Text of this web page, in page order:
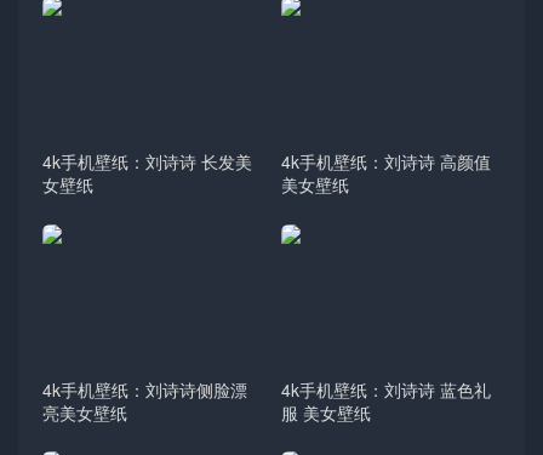
4k手机壁纸：刘诗诗 长发美
女壁纸
4k手机壁纸：刘诗诗 高颜值
美女壁纸
4k手机壁纸：刘诗诗侧脸漂
亮美女壁纸
4k手机壁纸：刘诗诗 蓝色礼
服 美女壁纸